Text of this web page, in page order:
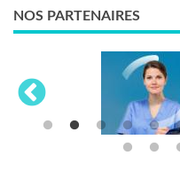
NOS PARTENAIRES